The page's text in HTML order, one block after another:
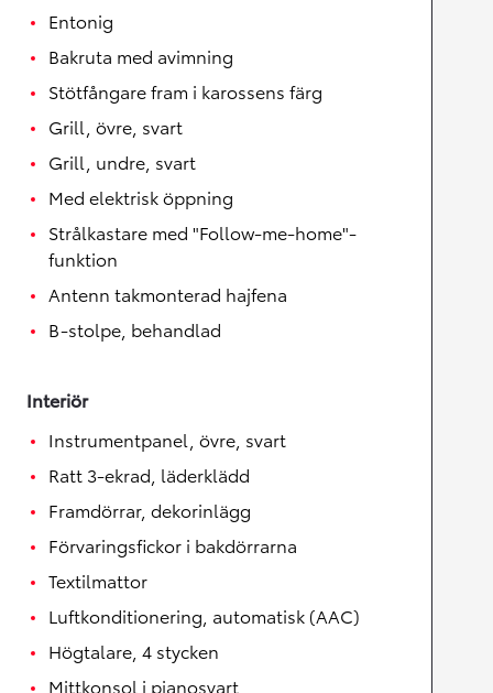
Entonig
Bakruta med avimning
Stötfångare fram i karossens färg
Grill, övre, svart
Grill, undre, svart
Med elektrisk öppning
Strålkastare med "Follow-me-home"-
funktion
Antenn takmonterad hajfena
B-stolpe, behandlad
Interiör
Instrumentpanel, övre, svart
Ratt 3-ekrad, läderklädd
Framdörrar, dekorinlägg
Förvaringsfickor i bakdörrarna
Textilmattor
Luftkonditionering, automatisk (AAC)
Högtalare, 4 stycken
Mittkonsol i pianosvart